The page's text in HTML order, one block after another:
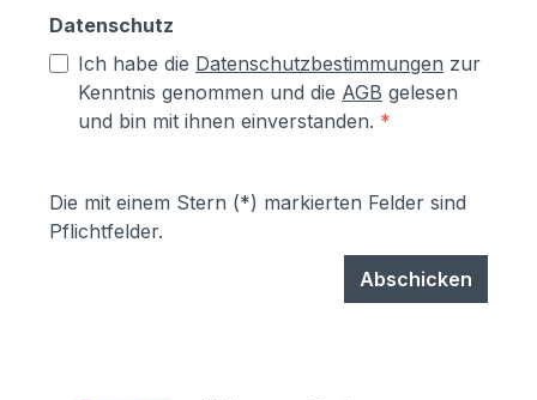
Datenschutz
Ich habe die Datenschutzbestimmungen zur
Kenntnis genommen und die AGB gelesen
und bin mit ihnen einverstanden. *
Die mit einem Stern (*) markierten Felder sind
Pflichtfelder.
Abschicken